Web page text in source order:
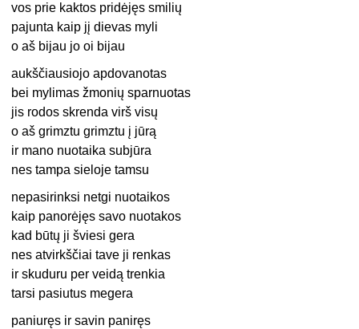
vos prie kaktos pridėjęs smilių
pajunta kaip jį dievas myli
o aš bijau jo oi bijau
aukščiausiojo apdovanotas
bei mylimas žmonių sparnuotas
jis rodos skrenda virš visų
o aš grimztu grimztu į jūrą
ir mano nuotaika subjūra
nes tampa sieloje tamsu
nepasirinksi netgi nuotaikos
kaip panorėjęs savo nuotakos
kad būtų ji šviesi gera
nes atvirkščiai tave ji renkas
ir skuduru per veidą trenkia
tarsi pasiutus megera
paniuręs ir savin paniręs